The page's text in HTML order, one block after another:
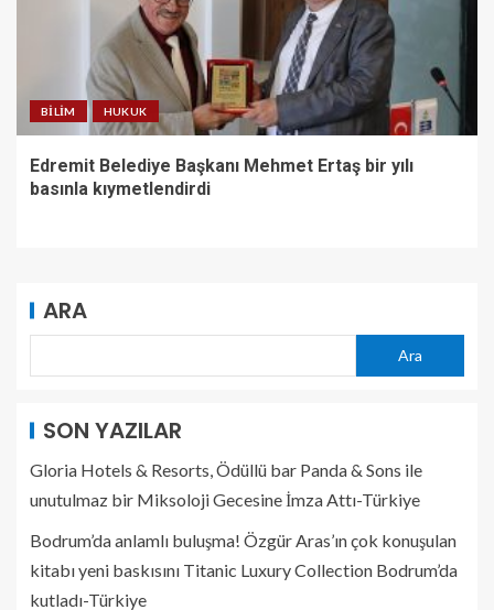
BILIM HUKUK
Edremit Belediye Başkanı Mehmet Ertaş bir yılı
basınla kıymetlendirdi
ARA
Ara
SON YAZILAR
Gloria Hotels & Resorts, Ödüllü bar Panda & Sons ile
unutulmaz bir Miksoloji Gecesine İmza Attı-Türkiye
Bodrum’da anlamlı buluşma! Özgür Aras’ın çok konuşulan
kitabı yeni baskısını Titanic Luxury Collection Bodrum’da
kutladı-Türkiye